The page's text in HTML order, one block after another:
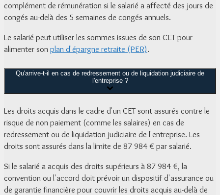
complément de rémunération si le salarié a affecté des jours de
congés au-delà des 5 semaines de congés annuels.
Le salarié peut utiliser les sommes issues de son CET pour
alimenter son plan d'épargne retraite (PER).
Qu'arrive-t-il en cas de redressement ou de liquidation judiciaire de
l'entreprise ?
Les droits acquis dans le cadre d'un CET sont assurés contre le
risque de non paiement (comme les salaires) en cas de
redressement ou de liquidation judiciaire de l'entreprise. Les
droits sont assurés dans la limite de 87 984 € par salarié.
Si le salarié a acquis des droits supérieurs à 87 984 €, la
convention ou l'accord doit prévoir un dispositif d'assurance ou
de garantie financière pour couvrir les droits acquis au-delà de